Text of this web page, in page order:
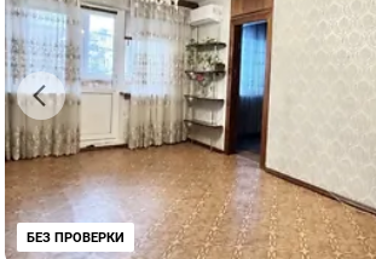
БЕЗ ПРОВЕРКИ